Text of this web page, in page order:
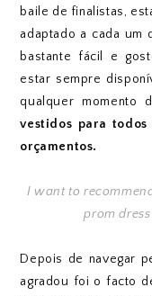
baile de finalistas,
adaptado a cada um
bastante fácil e
estar sempre
qualquer momento
vestidos para
orçamentos.
I want to
prom
Depois de navegar
agradou foi o facto